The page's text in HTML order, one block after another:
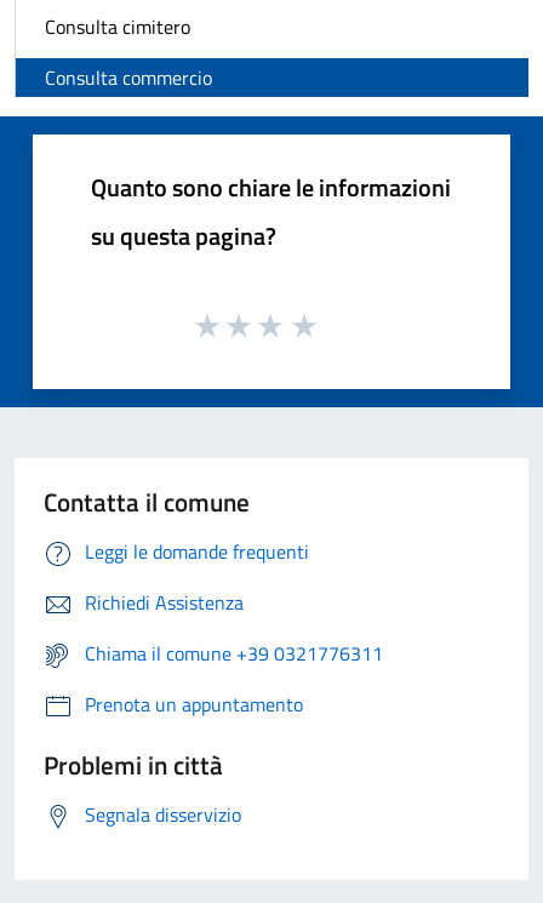
Consulta cimitero
Consulta commercio
Quanto sono chiare le informazioni
su questa pagina?
Contatta il comune
Leggi le domande frequenti
Richiedi Assistenza
Chiama il comune +39 0321776311
Prenota un appuntamento
Problemi in città
Segnala disservizio